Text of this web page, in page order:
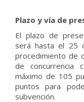
Plazo y vía de
El plazo de
será hasta el 25
procedimiento de
de concurrencia
máximo de 105
puntos para
subvención.